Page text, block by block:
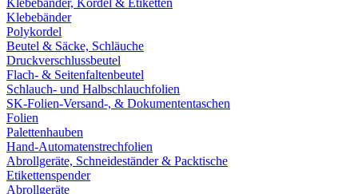
Klebebänder, Kordel & Etiketten
Klebebänder
Polykordel
Beutel & Säcke, Schläuche
Druckverschlussbeutel
Flach- & Seitenfaltenbeutel
Schlauch- und Halbschlauchfolien
SK-Folien-Versand-, & Dokumententaschen
Folien
Palettenhauben
Hand-Automatenstrechfolien
Abrollgeräte, Schneideständer & Packtische
Etikettenspender
Abrollgeräte